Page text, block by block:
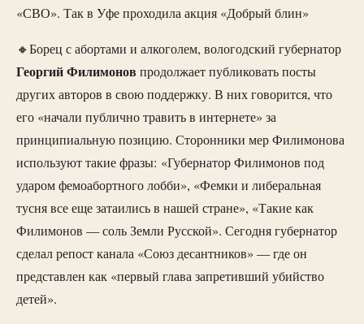
«СВО». Так в Уфе проходила акция «Добрый блин»
🔸Борец с абортами и алкоголем, вологодский губернатор
Георгий Филимонов продолжает публиковать посты
других авторов в свою поддержку. В них говорится, что
его «начали публично травить в интернете» за
принципиальную позицию. Сторонники мер Филимонова
используют такие фразы: «Губернатор Филимонов под
ударом фемоабортного лобби», «Фемки и либеральная
тусня все еще затаились в нашей стране», «Такие как
Филимонов — соль Земли Русской». Сегодня губернатор
сделал репост канала «Союз десантников» — где он
представлен как «первый глава запретивший убийство
детей».